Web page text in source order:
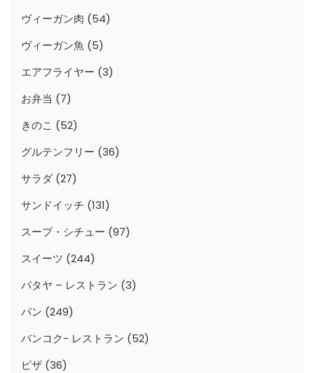
ヴィーガン肉 (54)
ヴィーガン魚 (5)
エアフライヤー (3)
お弁当 (7)
きのこ (52)
グルテンフリー (36)
サラダ (27)
サンドイッチ (131)
スープ・シチュー (97)
スイーツ (244)
パタヤ – レストラン (3)
パン (249)
バンコク- レストラン (52)
ピザ (36)